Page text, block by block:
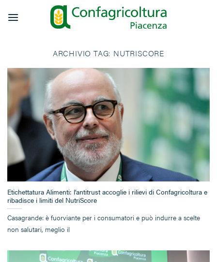
ARCHIVIO TAG: NUTRISCORE
Etichettatura Alimenti: l’antitrust accoglie i rilievi di Confagricoltura e
ribadisce i limiti del NutriScore
Casagrande: è fuorviante per i consumatori e può indurre a scelte
non salutari, meglio il